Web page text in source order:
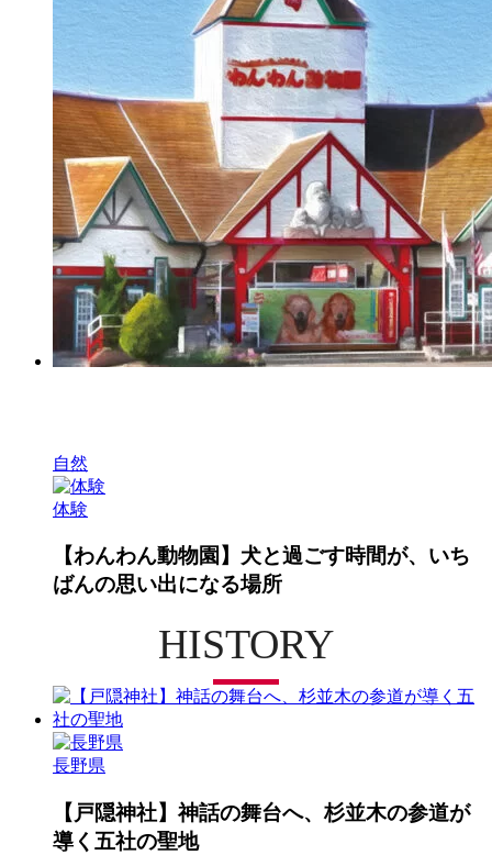
自然
体験
【わんわん動物園】犬と過ごす時間が、いち
ばんの思い出になる場所
HISTORY
長野県
【戸隠神社】神話の舞台へ、杉並木の参道が
導く五社の聖地